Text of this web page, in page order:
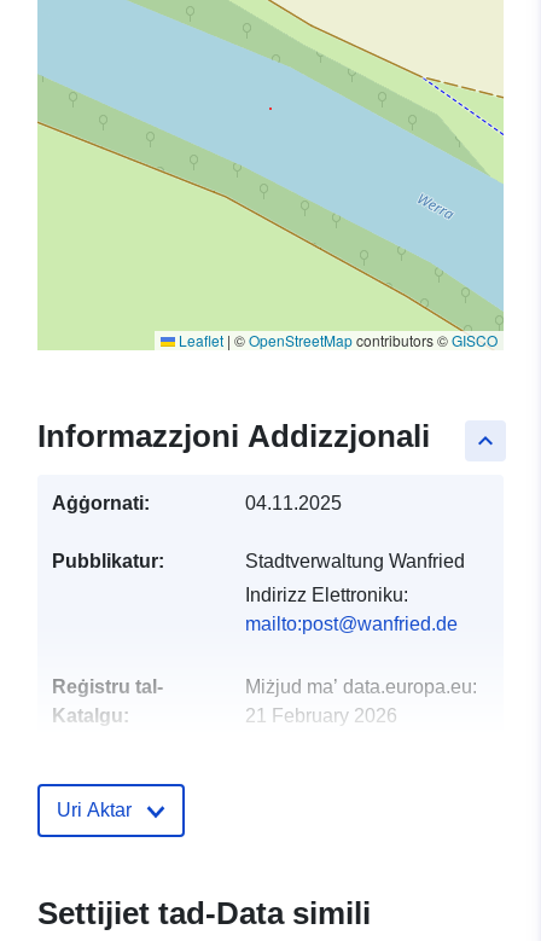
Leaflet | ©OpenStreetMapcontributors ©GISCO
keyboard_arrow_up
Informazzjoni Addizzjonali
Aġġornati: 04.11.2025
Pubblikatur:
Stadtverwaltung Wanfried
Indirizz Elettroniku:
mailto:post@wanfried.de
Reġistru tal-
Katalgu:
Miżjud ma’ data.europa.eu:
21 February 2026
Spazjali:
51.1886 ], [ 10.1578,
51.1886 ], [ 10.1578,
Uri Aktar
Settijiet tad-Data simili